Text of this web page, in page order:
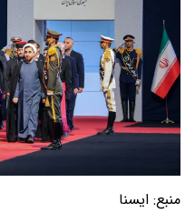
منبع: ايسنا